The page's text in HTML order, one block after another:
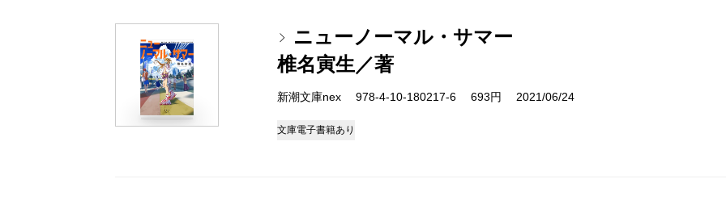
ニューノーマル・サマー
椎名寅生／著
新潮文庫nex 978-4-10-180217-6 693円 2021/06/24
文庫電子書籍あり